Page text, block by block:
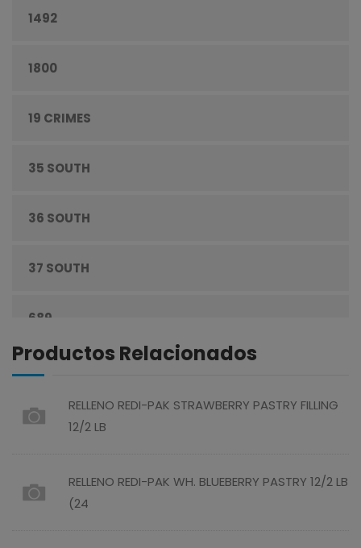
CIGARRILLOS
CONFITERÍA
CONGELADOS
CUIDADO PERSONAL
DESECHABLES
ENLATADOS
ESPECIAS
HARINAS
1492
1800
19 CRIMES
35 SOUTH
36 SOUTH
37 SOUTH
689
ABSOLUT
Productos Relacionados
RELLENO REDI-PAK STRAWBERRY PASTRY FILLING
12/2 LB
RELLENO REDI-PAK WH. BLUEBERRY PASTRY 12/2 LB
(24